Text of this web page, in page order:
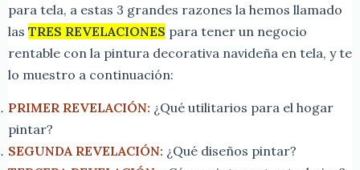
para tela, a estas 3 grandes razones la hemos llamado
las TRES REVELACIONES para tener un negocio
rentable con la pintura decorativa navideña en tela, y te
lo muestro a continuación:
PRIMER REVELACIÓN: ¿Qué utilitarios para el hogar
pintar?
SEGUNDA REVELACIÓN: ¿Qué diseños pintar?